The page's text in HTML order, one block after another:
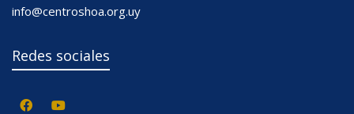
info@centroshoa.org.uy
Redes sociales